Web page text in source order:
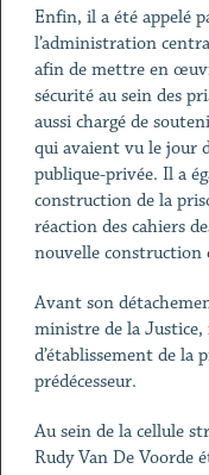
Enfin, il a été appelé
l’administration
afin de mettre en
sécurité au sein des
aussi chargé de
qui avaient vu le jour
publique-privée. Il a
construction de la
réaction des cahiers
nouvelle construction
Avant son
ministre de la Justice,
d’établissement de la
prédécesseur.
Au sein de la cellule
Rudy Van De Voorde